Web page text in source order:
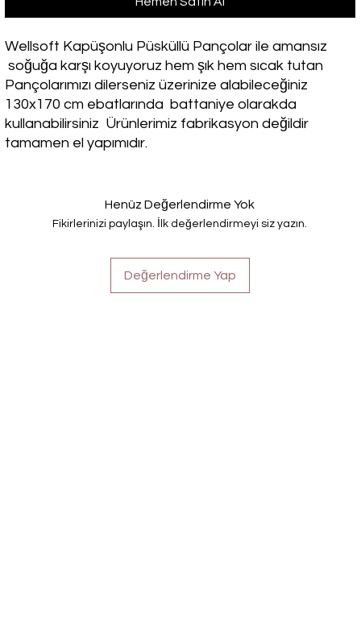
Wellsoft Kapüşonlu Püsküllü Pançolar ile amansız
soğuğa karşı koyuyoruz hem şık hem sıcak tutan
Pançolarımızı dilerseniz üzerinize alabileceğiniz
130x170 cm ebatlarında battaniye olarakda
kullanabilirsiniz Ürünlerimiz fabrikasyon değildir
tamamen el yapımıdır.
Henüz Değerlendirme Yok
Fikirlerinizi paylaşın. İlk değerlendirmeyi siz yazın.
Değerlendirme Yap